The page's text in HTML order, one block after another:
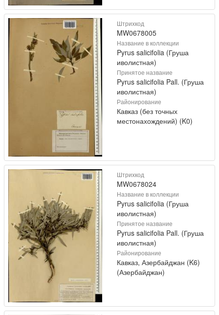
Штрихкод
MW0678005
Название в коллекции
Pyrus salicifolia (Груша
иволистная)
Принятое название
Pyrus salicifolia Pall. (Груша
иволистная)
Районирование
Кавказ (без точных
местонахождений) (K0)
Штрихкод
MW0678024
Название в коллекции
Pyrus salicifolia (Груша
иволистная)
Принятое название
Pyrus salicifolia Pall. (Груша
иволистная)
Районирование
Кавказ, Азербайджан (K6)
(Азербайджан)